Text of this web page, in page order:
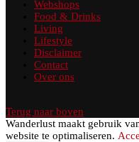
Webshops
Food & Drinks
Living
Lifestyle
Disclaimer
Contact
Over ons
Terug naar boven
Wanderlust maakt gebruik
website te optimaliseren.